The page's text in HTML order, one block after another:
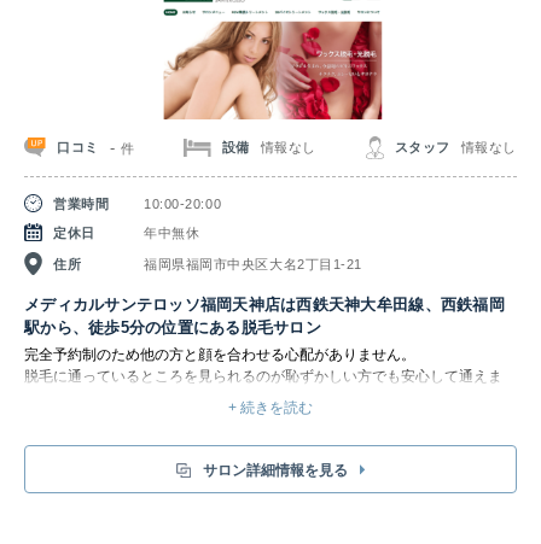
口コミ -件 設備 情報なし スタッフ 情報なし
営業時間
10:00-20:00
定休日
年中無休
住所 福岡県福岡市中央区大名2丁目1-21
メディカルサンテロッソ福岡天神店は西鉄天神大牟田線、西鉄福岡
駅から、徒歩5分の位置にある脱毛サロン
完全予約制のため他の方と顔を合わせる心配がありません。
脱毛に通っているところを見られるのが恥ずかしい方でも安心して通えま
+ 続きを読む
サロン詳細情報を見る